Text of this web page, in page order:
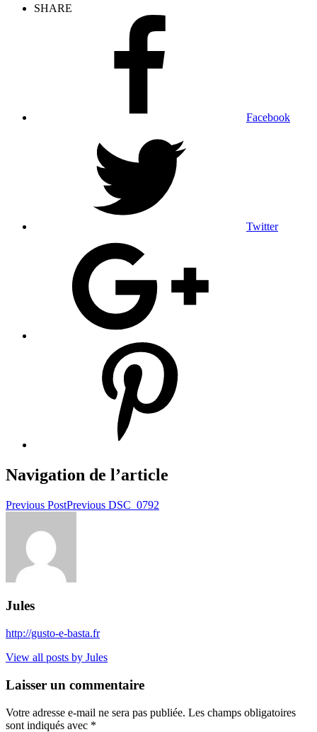
SHARE
Facebook
Twitter
Navigation de l’article
Previous PostPrevious DSC_0792
Jules
http://gusto-e-basta.fr
View all posts by Jules
Laisser un commentaire
Votre adresse e-mail ne sera pas publiée. Les champs obligatoires
sont indiqués avec *